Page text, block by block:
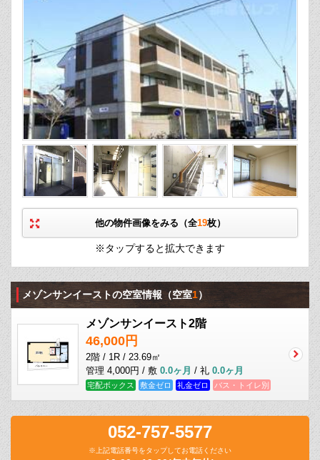
他の物件画像をみる（全19枚）
※タップすると拡大できます
メゾンサンイーストの空室情報（空室1）
メゾンサンイースト2階
46,000円
2階 / 1R / 23.69㎡
管理 4,000円 / 敷 0.0ヶ月 / 礼 0.0ヶ月
宅配ボックス 敷金ゼロ 礼金ゼロ バス・トイレ別
052-757-5577
※上記電話番号をタップしてお電話ください